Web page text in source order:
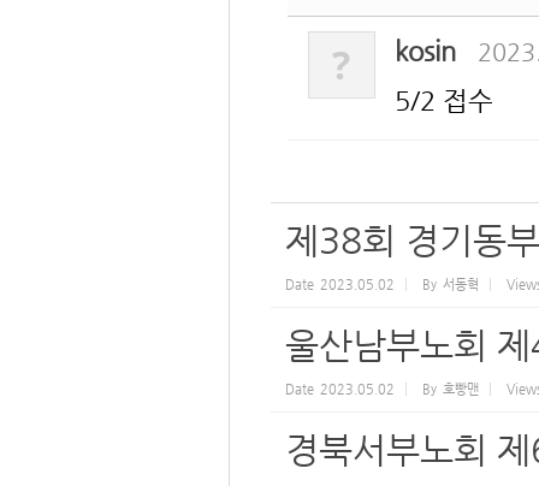
? kosin
5/2 접수
제38회 경기동
Date 2023.05.02 By 서동혁
울산남부노회
Date 2023.05.02 By 호빵맨
경북서부노회